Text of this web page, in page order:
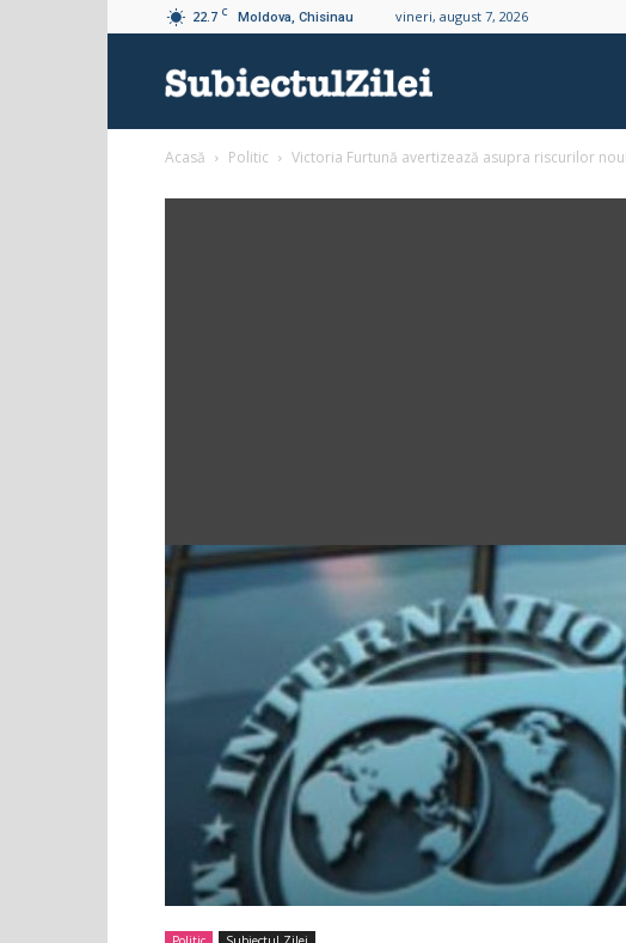
22.7 C Moldova, Chisinau vineri, august 7, 2026
Acasă Politic Victoria Furtună avertizează asupra riscurilor